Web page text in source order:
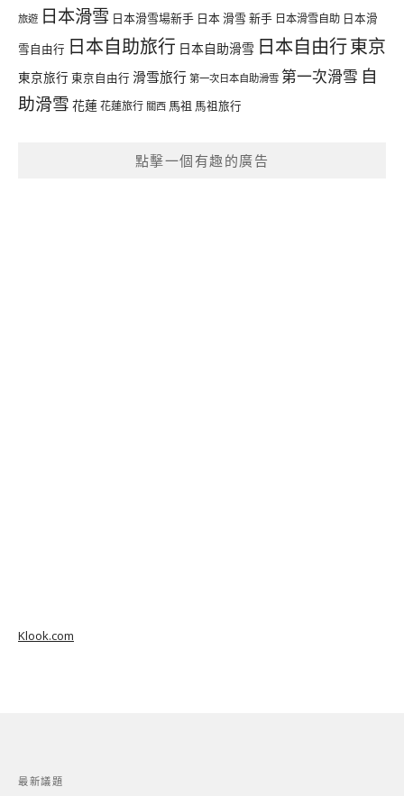
旅遊 日本滑雪 日本滑雪場新手 日本 滑雪 新手 日本滑雪自助 日本滑
雪自由行 日本自助旅行 日本自助滑雪 日本自由行東京
東京旅行 東京自由行 滑雪旅行 第一次日本自助滑雪 第一次滑雪 自
助滑雪 花蓮花蓮旅行 關西 馬祖 馬祖旅行
點擊一個有趣的廣告
Klook.com
最新議題